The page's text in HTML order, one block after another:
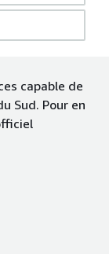
capable de
Sud. Pour en